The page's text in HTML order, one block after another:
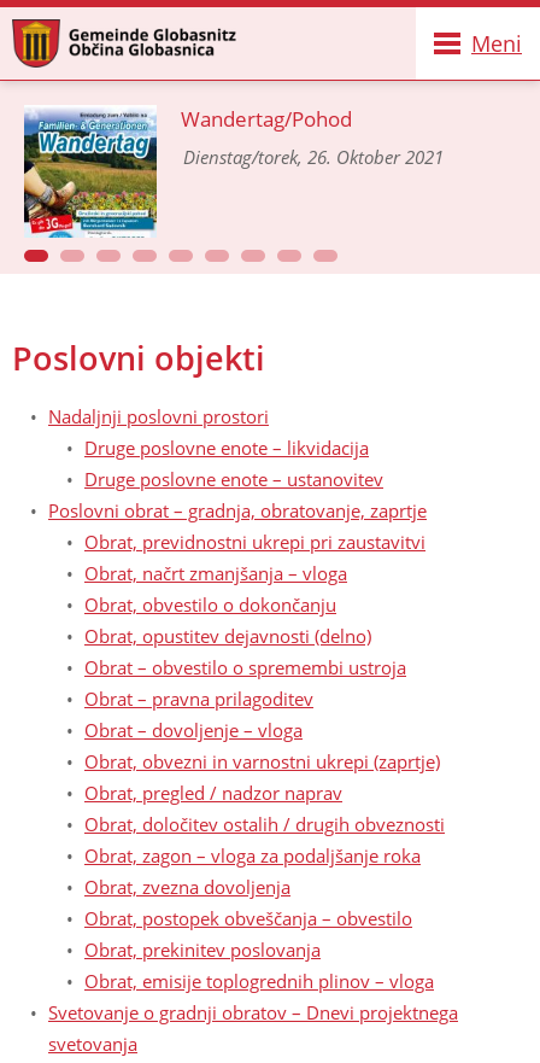
Meni
Wandertag/Pohod
Dienstag/torek, 26. Oktober 2021
Poslovni objekti
Nadaljnji poslovni prostori
Druge poslovne enote – likvidacija
Druge poslovne enote – ustanovitev
Poslovni obrat – gradnja, obratovanje, zaprtje
Obrat, previdnostni ukrepi pri zaustavitvi
Obrat, načrt zmanjšanja – vloga
Obrat, obvestilo o dokončanju
Obrat, opustitev dejavnosti (delno)
Obrat – obvestilo o spremembi ustroja
Obrat – pravna prilagoditev
Obrat – dovoljenje – vloga
Obrat, obvezni in varnostni ukrepi (zaprtje)
Obrat, pregled / nadzor naprav
Obrat, določitev ostalih / drugih obveznosti
Obrat, zagon – vloga za podaljšanje roka
Obrat, zvezna dovoljenja
Obrat, postopek obveščanja – obvestilo
Obrat, prekinitev poslovanja
Obrat, emisije toplogrednih plinov – vloga
Svetovanje o gradnji obratov – Dnevi projektnega
svetovanja